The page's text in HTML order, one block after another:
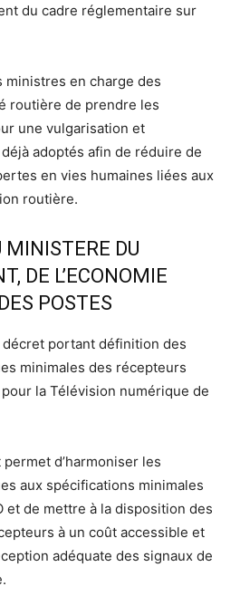
du cadre réglementaire sur
ministres en charge des
routière de prendre les
une vulgarisation et
adoptés afin de réduire de
en vies humaines liées aux
routière.
MINISTERE DU
DE L’ECONOMIE
POSTES
décret portant définition des
minimales des récepteurs
la Télévision numérique de
permet d’harmoniser les
aux spécifications minimales
et de mettre à la disposition des
à un coût accessible et
adéquate des signaux de